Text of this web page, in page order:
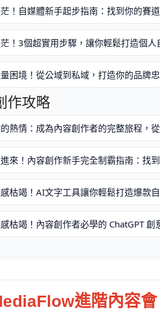
！自媒體新手起步指南：找到你的賽
！3個超實用步驟，讓你輕鬆打造個人
困境！從公域到私域，打造你的品牌
作攻略
熱情：成為內容創作者的完整旅程，從
來！內容創作新手完全制霸指南：找
枯竭！AI文字工具讓你輕鬆打造爆款
枯竭！內容創作者必學的 ChatGPT 創
進階內容會